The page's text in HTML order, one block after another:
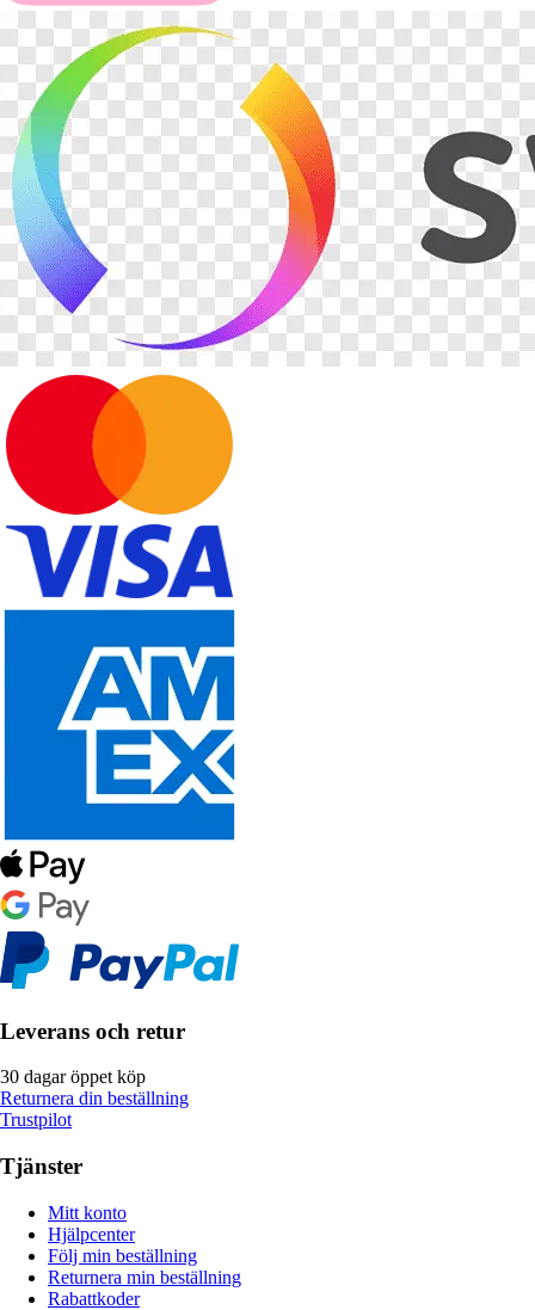
Leverans och retur
30 dagar öppet köp
Returnera din beställning
Trustpilot
Tjänster
Mitt konto
Hjälpcenter
Följ min beställning
Returnera min beställning
Rabattkoder